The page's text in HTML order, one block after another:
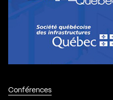
Conférences